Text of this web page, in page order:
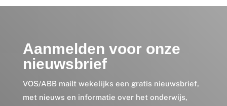
Aanmelden voor onze
nieuwsbrief
VOS/ABB mailt wekelijks een gratis nieuwsbrief,
met nieuws en informatie over het onderwijs,